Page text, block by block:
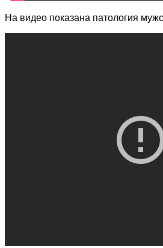
На видео показана патология